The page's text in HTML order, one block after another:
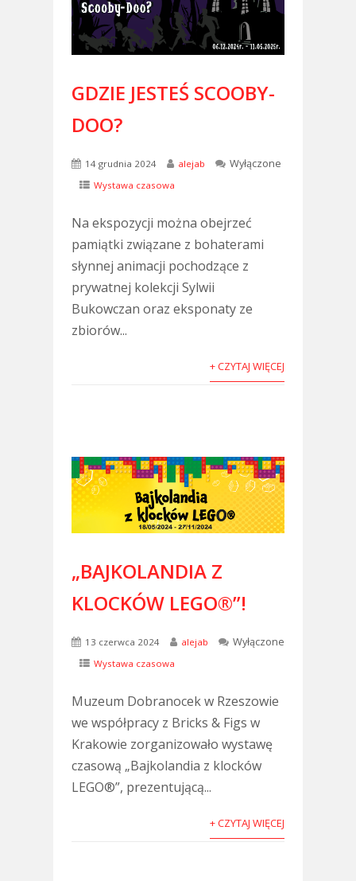
GDZIE JESTEŚ SCOOBY-
DOO?
14 grudnia 2024 alejab Wyłączone
Wystawa czasowa
Na ekspozycji można obejrzeć
pamiątki związane z bohaterami
słynnej animacji pochodzące z
prywatnej kolekcji Sylwii
Bukowczan oraz eksponaty ze
zbiorów...
+ CZYTAJ WIĘCEJ
„BAJKOLANDIA Z
KLOCKÓW LEGO®”!
13 czerwca 2024 alejab Wyłączone
Wystawa czasowa
Muzeum Dobranocek w Rzeszowie
we współpracy z Bricks & Figs w
Krakowie zorganizowało wystawę
czasową „Bajkolandia z klocków
LEGO®”, prezentującą...
+ CZYTAJ WIĘCEJ